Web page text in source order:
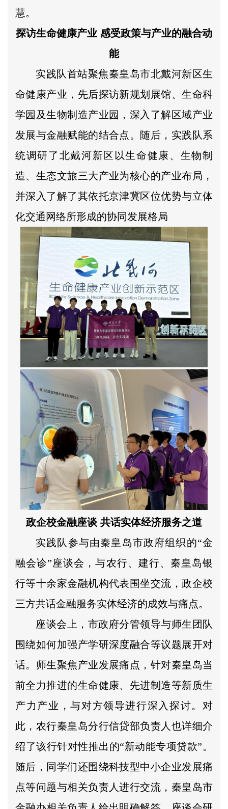
慧。
探访生命健康产业 感受政策与产业的融合动
能
实践队首站聚焦秦皇岛市北戴河新区生
命健康产业，先后探访新规划展馆、生命科
学园及生物制造产业园，深入了解区域产业
发展与金融赋能的结合点。随后，实践队系
统调研了北戴河新区以生命健康、生物制
造、生态文旅三大产业为核心的产业布局，
并深入了解了其依托京津冀区位优势与立体
化交通网络所形成的协同发展格局
政企校金融座谈 共话实体经济服务之道
实践队参与由秦皇岛市政府组织的“金
融会诊”座谈会，与农行、建行、秦皇岛银
行等十余家金融机构代表围坐交流，政企校
三方共话金融服务实体经济的成效与痛点。
座谈会上，市政府分管领导与师生团队
围绕如何加强产学研深度融合等议题展开对
话。师生聚焦产业发展痛点，针对秦皇岛当
前全力推进的生命健康、先进制造等新质生
产力产业，与对方领导进行深入探讨。对
此，农行秦皇岛分行信贷部负责人也详细介
绍了该行针对性推出的“新动能专项贷款”。
随后，同学们还围绕科技型中小企业发展痛
点等问题与相关负责人进行交流，秦皇岛市